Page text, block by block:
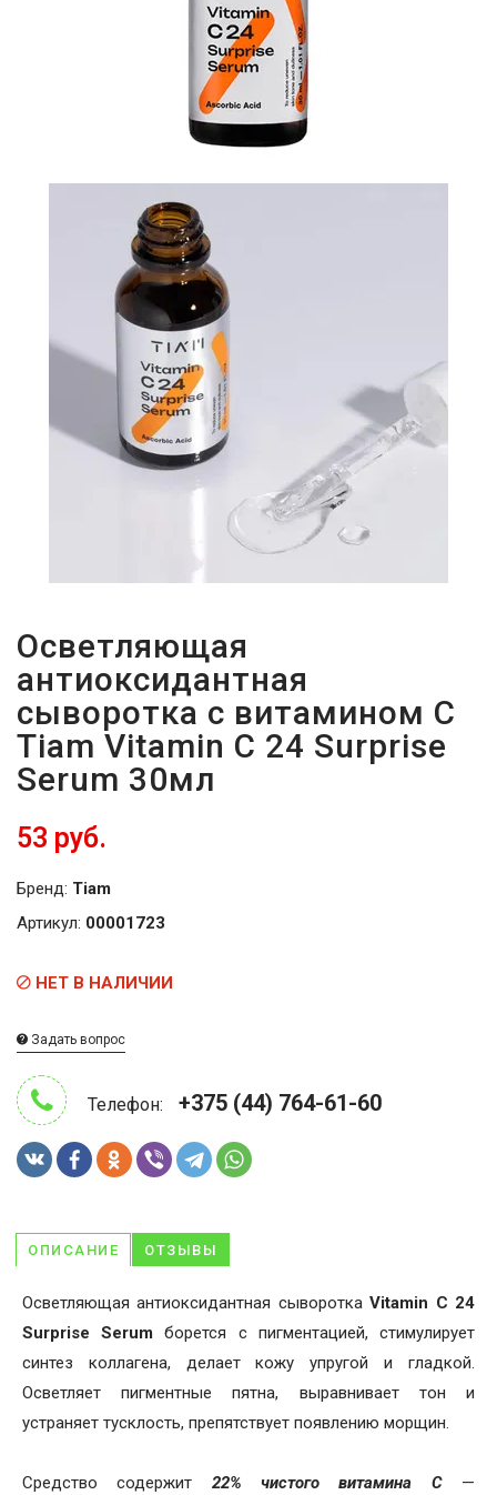
Осветляющая
антиоксидантная
сыворотка с витамином С
Tiam Vitamin C 24 Surprise
Serum 30мл
53 руб.
Бренд: Tiam
Артикул: 00001723
НЕТ В НАЛИЧИИ
Задать вопрос
Телефон: +375 (44) 764-61-60
ОПИСАНИЕ ОТЗЫВЫ
Осветляющая антиоксидантная сывороткаVitamin C 24
Surprise Serum борется с пигментацией, стимулирует
синтез коллагена, делает кожу упругой и гладкой.
Осветляет пигментные пятна, выравнивает тон и
устраняет тусклость, препятствует появлению морщин.
Средство содержит 22% чистого витамина C —